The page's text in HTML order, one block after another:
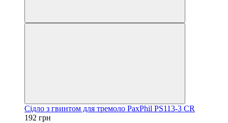
Сідло з гвинтом для тремоло PaxPhil PS113-3 CR
192 грн